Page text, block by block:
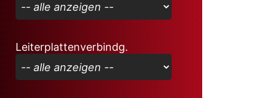
Leiterplattenverbindg.